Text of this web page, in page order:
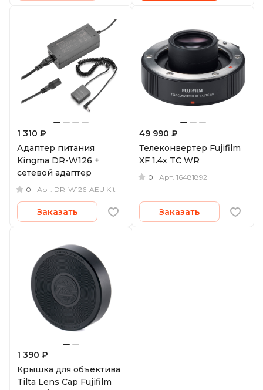
1 310 ₽
Адаптер питания
Kingma DR-W126 +
сетевой адаптер
0 Арт. DR-W126-AEU Kit
Заказать
49 990 ₽
Телеконвертер Fujifilm
XF 1.4x TC WR
0 Арт. 16481892
Заказать
1 390 ₽
Крышка для объектива
Tilta Lens Cap Fujifilm